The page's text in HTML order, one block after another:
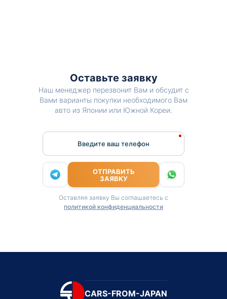
Оставьте заявку
Наш менеджер перезвонит Вам и обсудит с
Вами варианты покупки необходимого Вам
авто из Японии или Южной Кореи.
Введите ваш телефон
ОТПРАВИТЬ
ЗАЯВКУ
Оставляя заявку Вы соглашаетесь с
политикой конфиденциальности
CARS-FROM-JAPAN